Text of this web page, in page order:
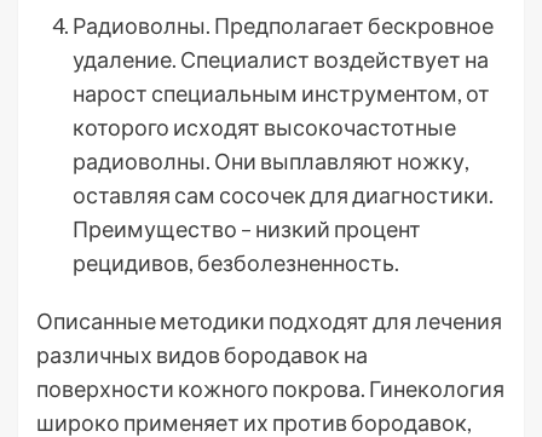
Радиоволны. Предполагает бескровное
удаление. Специалист воздействует на
нарост специальным инструментом, от
которого исходят высокочастотные
радиоволны. Они выплавляют ножку,
оставляя сам сосочек для диагностики.
Преимущество – низкий процент
рецидивов, безболезненность.
Описанные методики подходят для лечения
различных видов бородавок на
поверхности кожного покрова. Гинекология
широко применяет их против бородавок,